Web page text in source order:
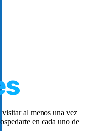
visitar al menos una vez
en cada uno de